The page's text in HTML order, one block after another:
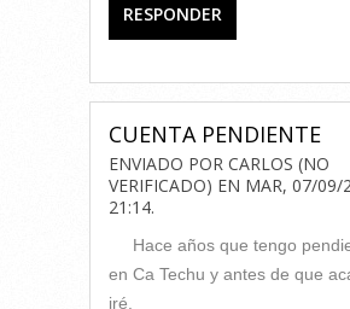
RESPONDER
CUENTA PENDIENTE
ENVIADO POR CARLOS (NO
VERIFICADO) EN MAR, 07/09/
21:14.
Hace años que tengo
en Ca Techu y antes de que
iré.